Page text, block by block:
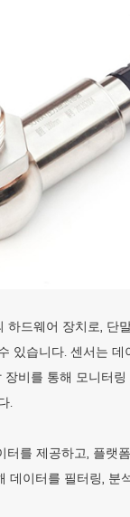
하드웨어 장치로, 단
있습니다. 센서는
비를 통해 모니터링
.
터를 제공하고, 플랫
데이터를 필터링, 분